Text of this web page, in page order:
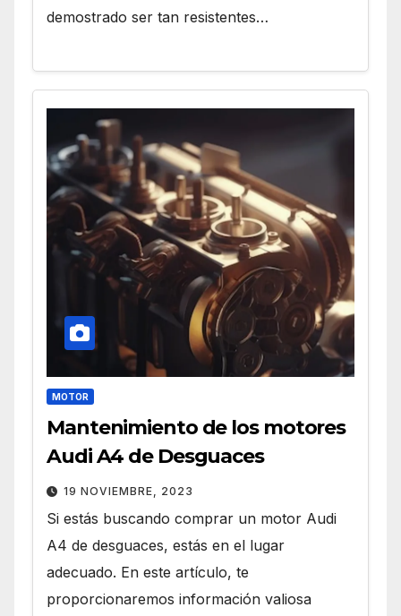
demostrado ser tan resistentes…
MOTOR
Mantenimiento de los motores
Audi A4 de Desguaces
19 NOVIEMBRE, 2023
Si estás buscando comprar un motor Audi
A4 de desguaces, estás en el lugar
adecuado. En este artículo, te
proporcionaremos información valiosa